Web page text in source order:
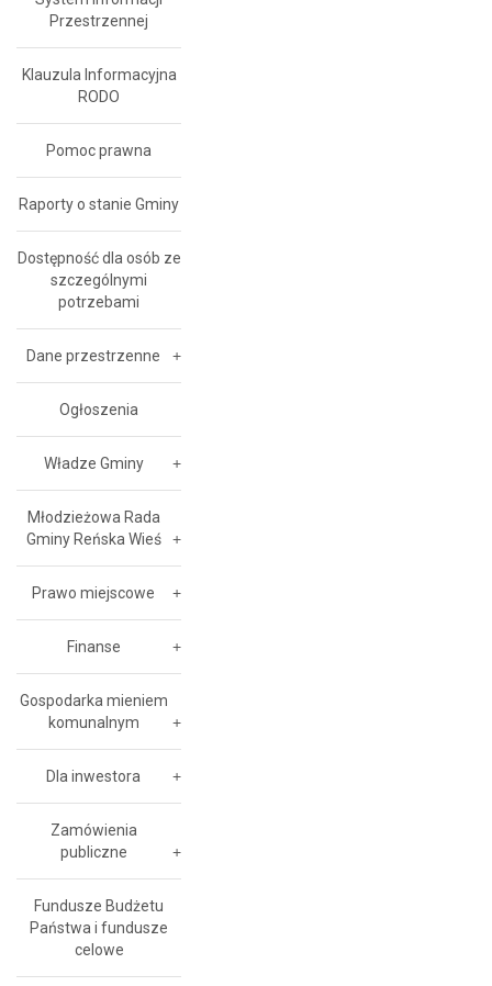
Przestrzennej
Klauzula Informacyjna
RODO
Pomoc prawna
Raporty o stanie Gminy
Dostępność dla osób ze
szczególnymi
potrzebami
Dane przestrzenne
Ogłoszenia
Władze Gminy
Młodzieżowa Rada
Gminy Reńska Wieś
Prawo miejscowe
Finanse
Gospodarka mieniem
komunalnym
Dla inwestora
Zamówienia
publiczne
Fundusze Budżetu
Państwa i fundusze
celowe